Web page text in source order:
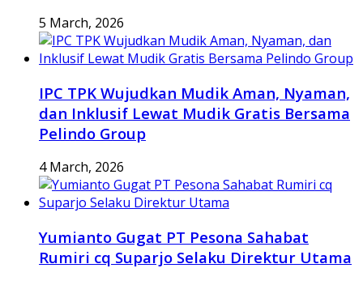
5 March, 2026
IPC TPK Wujudkan Mudik Aman, Nyaman,
dan Inklusif Lewat Mudik Gratis Bersama
Pelindo Group
4 March, 2026
Yumianto Gugat PT Pesona Sahabat
Rumiri cq Suparjo Selaku Direktur Utama